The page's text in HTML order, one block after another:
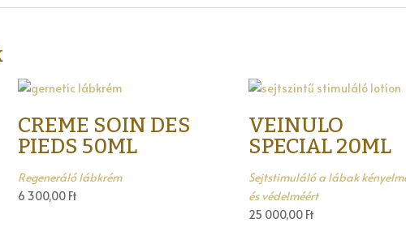
CREME SOIN DES
PIEDS 50ML
Regeneráló lábkrém
6 300,00 Ft
VEINULO
SPECIAL 20ML
Sejtstimuláló a lábak
és védelméért
25 000,00 Ft